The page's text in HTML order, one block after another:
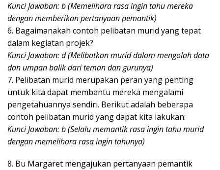
Kunci Jawaban: b (Memelihara rasa ingin tahu mereka
dengan memberikan pertanyaan pemantik)
6. Bagaimanakah contoh pelibatan murid yang tepat
dalam kegiatan projek?
Kunci Jawaban: d (Melibatkan murid dalam mengolah data
dan umpan balik dari teman dan gurunya)
7. Pelibatan murid merupakan peran yang penting
untuk kita dapat membantu mereka mengalami
pengetahuannya sendiri. Berikut adalah beberapa
contoh pelibatan murid yang dapat kita lakukan:
Kunci Jawaban: b (Selalu memantik rasa ingin tahu murid
dengan memelihara rasa ingin tahunya)
8. Bu Margaret mengajukan pertanyaan pemantik